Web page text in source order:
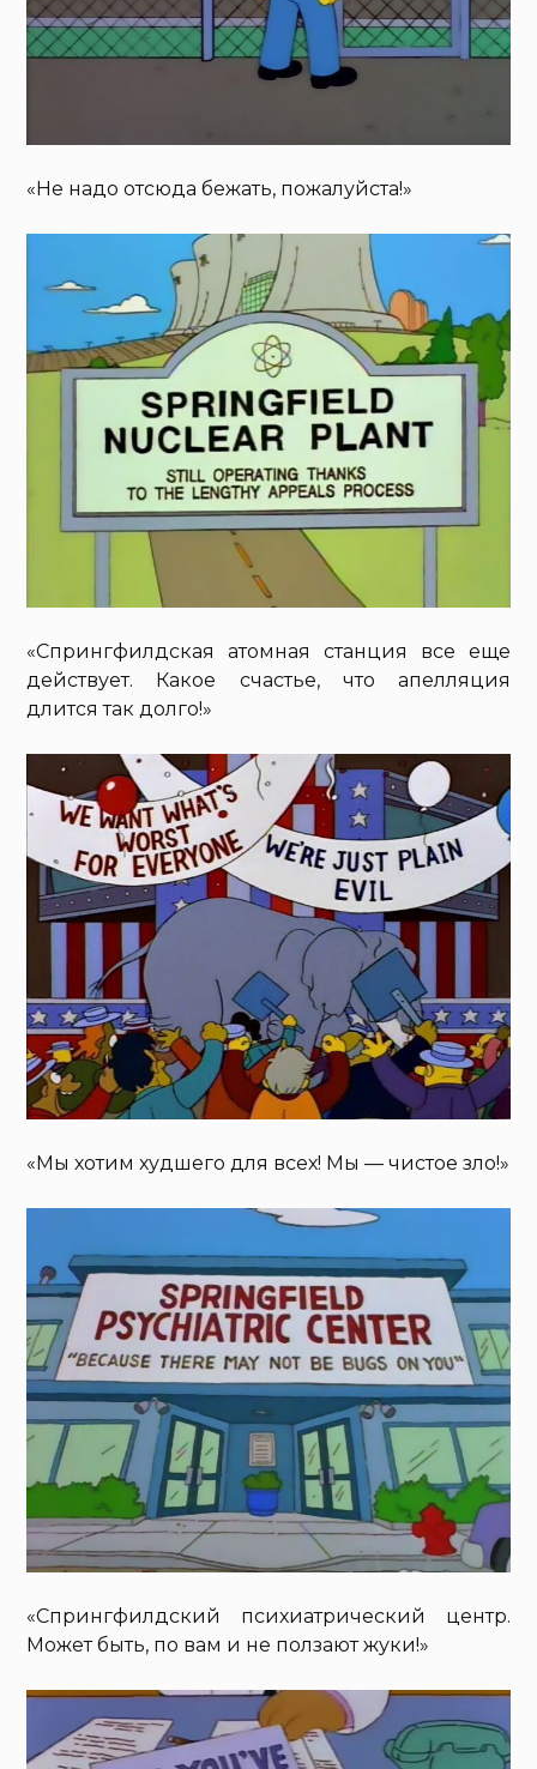
«Не надо отсюда бежать, пожалуйста!»
«Спрингфилдская атомная станция все еще
действует. Какое счастье, что апелляция
длится так долго!»
«Мы хотим худшего для всех! Мы — чистое зло!»
«Спрингфилдский психиатрический центр.
Может быть, по вам и не ползают жуки!»